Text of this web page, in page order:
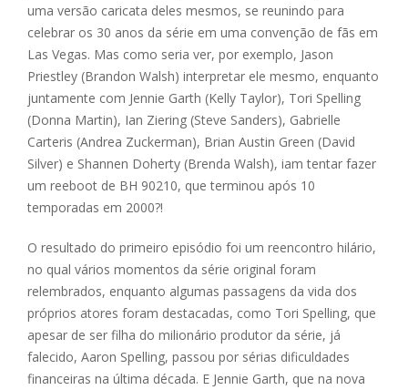
uma versão caricata deles mesmos, se reunindo para
celebrar os 30 anos da série em uma convenção de fãs em
Las Vegas. Mas como seria ver, por exemplo, Jason
Priestley (Brandon Walsh) interpretar ele mesmo, enquanto
juntamente com Jennie Garth (Kelly Taylor), Tori Spelling
(Donna Martin), Ian Ziering (Steve Sanders), Gabrielle
Carteris (Andrea Zuckerman), Brian Austin Green (David
Silver) e Shannen Doherty (Brenda Walsh), iam tentar fazer
um reeboot de BH 90210, que terminou após 10
temporadas em 2000?!
O resultado do primeiro episódio foi um reencontro hilário,
no qual vários momentos da série original foram
relembrados, enquanto algumas passagens da vida dos
próprios atores foram destacadas, como Tori Spelling, que
apesar de ser filha do milionário produtor da série, já
falecido, Aaron Spelling, passou por sérias dificuldades
financeiras na última década. E Jennie Garth, que na nova